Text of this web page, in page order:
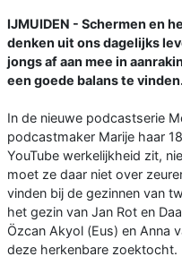
IJMUIDEN - Schermen en
denken uit ons dagelijks
jongs af aan mee in
een goede balans te
In de nieuwe podcastserie
podcastmaker Marije haar
YouTube werkelijkheid zit,
moet ze daar niet over
vinden bij de gezinnen van
het gezin van Jan Rot en
Özcan Akyol (Eus) en Anna
deze herkenbare zoektocht.